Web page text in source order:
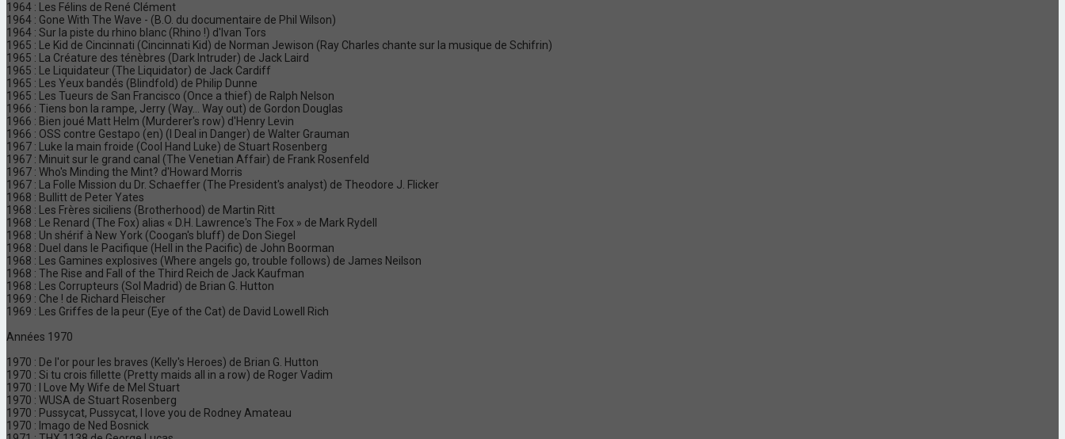
1964 : Les Félins de René Clément
1964 : Gone With The Wave - (B.O. du documentaire de Phil Wilson)
1964 : Sur la piste du rhino blanc (Rhino !) d'Ivan Tors
1965 : Le Kid de Cincinnati (Cincinnati Kid) de Norman Jewison (Ray Charles chante sur la musique de Schifrin)
1965 : La Créature des ténèbres (Dark Intruder) de Jack Laird
1965 : Le Liquidateur (The Liquidator) de Jack Cardiff
1965 : Les Yeux bandés (Blindfold) de Philip Dunne
1965 : Les Tueurs de San Francisco (Once a thief) de Ralph Nelson
1966 : Tiens bon la rampe, Jerry (Way... Way out) de Gordon Douglas
1966 : Bien joué Matt Helm (Murderer's row) d'Henry Levin
1966 : OSS contre Gestapo (en) (I Deal in Danger) de Walter Grauman
1967 : Luke la main froide (Cool Hand Luke) de Stuart Rosenberg
1967 : Minuit sur le grand canal (The Venetian Affair) de Frank Rosenfeld
1967 : Who's Minding the Mint? d'Howard Morris
1967 : La Folle Mission du Dr. Schaeffer (The President's analyst) de Theodore J. Flicker
1968 : Bullitt de Peter Yates
1968 : Les Frères siciliens (Brotherhood) de Martin Ritt
1968 : Le Renard (The Fox) alias « D.H. Lawrence's The Fox » de Mark Rydell
1968 : Un shérif à New York (Coogan's bluff) de Don Siegel
1968 : Duel dans le Pacifique (Hell in the Pacific) de John Boorman
1968 : Les Gamines explosives (Where angels go, trouble follows) de James Neilson
1968 : The Rise and Fall of the Third Reich de Jack Kaufman
1968 : Les Corrupteurs (Sol Madrid) de Brian G. Hutton
1969 : Che ! de Richard Fleischer
1969 : Les Griffes de la peur (Eye of the Cat) de David Lowell Rich
Années 1970
1970 : De l'or pour les braves (Kelly's Heroes) de Brian G. Hutton
1970 : Si tu crois fillette (Pretty maids all in a row) de Roger Vadim
1970 : I Love My Wife de Mel Stuart
1970 : WUSA de Stuart Rosenberg
1970 : Pussycat, Pussycat, I love you de Rodney Amateau
1970 : Imago de Ned Bosnick